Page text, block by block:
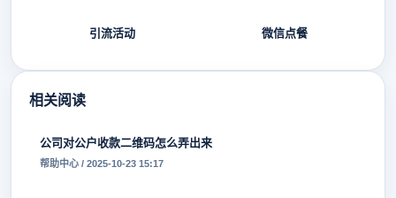
引流活动 微信点餐
相关阅读
公司对公户收款二维码怎么弄出来
帮助中心 / 2025-10-23 15:17